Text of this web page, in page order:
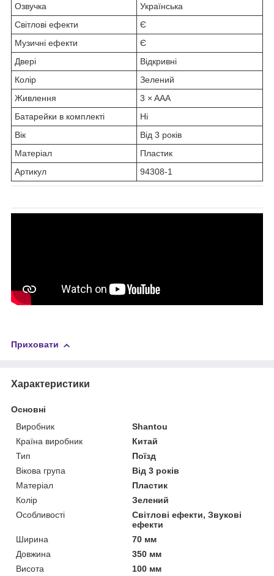
Озвучка
Українська
Світлові ефекти
Є
Музичні ефекти
Є
Двері
Відкривні
Колір
Зелений
Живлення
3 × AAA
Батарейки в комплекті
Ні
Вік
Від 3 років
Матеріал
Пластик
Артикул
94308-1
Приховати
Характеристики
Основні
Виробник
Shantou
Країна виробник
Китай
Тип
Поїзд
Вікова група
Від 3 років
Матеріал
Пластик
Колір
Зелений
Особливості
Світлові ефекти, Звукові
ефекти
Ширина
70 мм
Довжина
350 мм
Висота
100 мм